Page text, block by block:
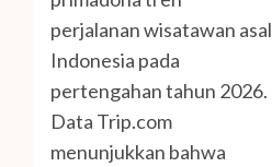
perjalanan wisatawan asal
Indonesia pada
pertengahan tahun 2026.
Data Trip.com
menunjukkan bahwa